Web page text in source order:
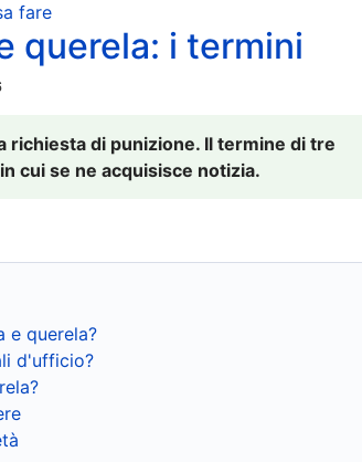
fare
querela: i termini
richiesta di punizione. Il termine di tre
cui se ne acquisisce notizia.
e querela?
d'ufficio?